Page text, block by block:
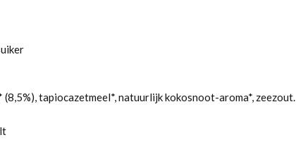
tapiocazetmeel*, natuurlijk kokosnoot-aroma*, zeezout.